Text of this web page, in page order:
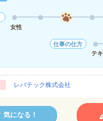
女性
仕事の仕方
テ
レバテック株式会社
気になる！